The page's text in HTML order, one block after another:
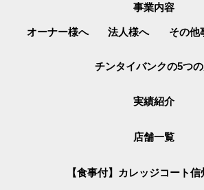
事業内容
オーナー様へ 法人様へ その他
チンタイバンクの5つ
実績紹介
店舗一覧
【食事付】カレッジコート